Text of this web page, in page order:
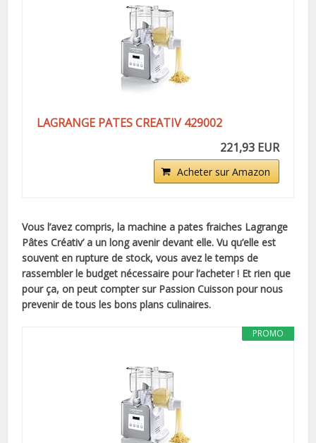
LAGRANGE PATES CREATIV 429002
221,93 EUR
Acheter sur Amazon
Vous l’avez compris, la machine a pates fraiches Lagrange
Pâtes Créativ’ a un long avenir devant elle. Vu qu’elle est
souvent en rupture de stock, vous avez le temps de
rassembler le budget nécessaire pour l’acheter ! Et rien que
pour ça, on peut compter sur Passion Cuisson pour nous
prevenir de tous les bons plans culinaires.
PROMO